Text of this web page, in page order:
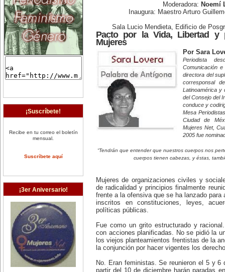
¡Suscríbete!
Recibe en tu correo el boletín
mensual.
Suscríbete aquí
¡3er Aniversario!
Moderadora: Noemí
Inaugura: Maestro Arturo
Sala Lucio Mendieta, Edificio de
Pacto por la Vida, Libertad y
Mujeres
Por Sara
Periodista
Comunicación
directora del
corresponsal
Latinoamérica y
del Consejo del
conduce y
Mesa
Ciudad de
Mujeres Net,
2005 fue
“Tendrán que entender que nuestros cuerpos nos
cuerpos tienen cabezas, y éstas,
Mujeres de organizaciones civiles y
de radicalidad y principios finalmente
frente a la ofensiva que se ha lanzado
inscritos en constituciones, leyes,
políticas públicas.
Fue como un grito estructurado y
con acciones planificadas. No se pidió la
los viejos planteamientos frentistas de la
la conjunción por hacer vigentes los
No. Eran feministas. Se reunieron el 5 y
partir del 10 de diciembre harán paradas